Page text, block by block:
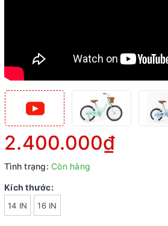
2.400.000₫
Tình trạng: Còn hàng
Kích thước:
14 IN 16 IN